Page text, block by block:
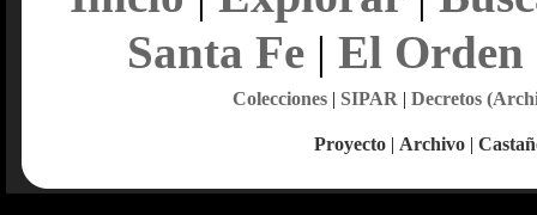
Santa Fe| El Orden
Colecciones| SIPAR | Decretos
Proyecto | Archivo |